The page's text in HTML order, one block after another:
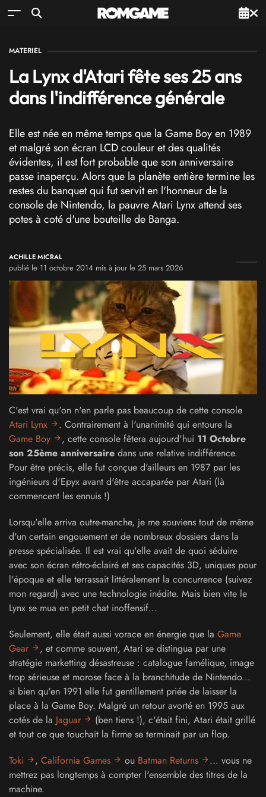
MATERIEL
La Lynx d'Atari fête ses 25 ans
dans l'indifférence générale
Elle est née en même temps que la Game Boy en 1989
et malgré son écran LCD couleur et des qualités
évidentes, il est fort probable que son anniversaire
passe inaperçu. Alors que la planète entière termine les
restes du banquet qui fut servit en l'honneur de la
console de Nintendo, la pauvre Atari Lynx attend ses
potes à coté d'une bouteille de Banga.
ACHILLE MICRAL
publié le 11 octobre 2014 mis à jour le 25 mars 2026
C'est vrai qu'on n'en parle pas beaucoup de cette console
Atari Lynx
. Contrairement à l'unanimité qui entoure la
Game Boy
, cette console fêtera aujourd'hui 11 Octobre
son 25ème anniversaire dans une relative indifférence.
Pour être précis, elle fut conçue d'ailleurs en 1987 par les
ingénieurs d'Epyx avant d'être accaparée par Atari (là
commencent les ennuis !)
Lorsqu'elle arriva outre-manche, je me souviens tout de même
d'un certain engouement et de nombreux dossiers dans la
presse spécialisée. Il est vrai qu'elle avait de quoi séduire
avec son écran rétro-éclairé et ses capacités 3D, uniques pour
l'époque et elle terrassait littéralement la concurrence (suivez
mon regard) avec une technologie inédite. Mais bien vite le
Lynx se mua en petit chat inoffensif...
Seulement, elle était aussi vorace en énergie que la Game
Gear
, et comme souvent, Atari se distingua par une
stratégie marketting désastreuse : catalogue famélique, image
trop sérieuse et morose face à la branchitude de Nintendo...
si bien qu'en 1991 elle fut gentillement priée de laisser la
place à la Game Boy. Malgré un retour avorté en 1995 aux
cotés de la Jaguar
(ben tiens !), c'était fini, Atari était grillé
et tout ce que touchait la firme se terminait par un flop.
Toki
, California Games ou Batman Returns
... vous ne
mettrez pas longtemps à compter l'ensemble des titres de la
machine.